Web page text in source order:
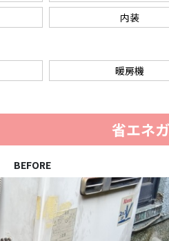
内装
暖房機
省エネ